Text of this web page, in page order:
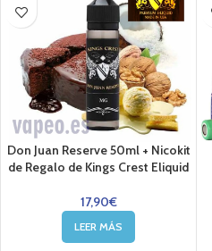
Don Juan Reserve 50ml + Nicokit
de Regalo de Kings Crest Eliquid
17,90€
LEER MÁS